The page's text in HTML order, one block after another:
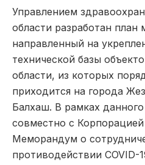
Управлением
области разработан план
направленный на
технической базы
области, из которых
приходится на города
Балхаш. В рамках
совместно с
Меморандум о
противодействии COVID-